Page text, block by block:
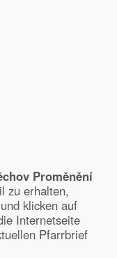
Proměnění
zu erhalten,
klicken auf
Internetseite
Pfarrbrief